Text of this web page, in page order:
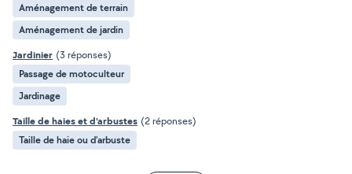
Aménagement de terrain
Aménagement de jardin
Jardinier (3 réponses)
Passage de motoculteur
Jardinage
Taille de haies et d'arbustes (2 réponses)
Taille de haie ou d'arbuste